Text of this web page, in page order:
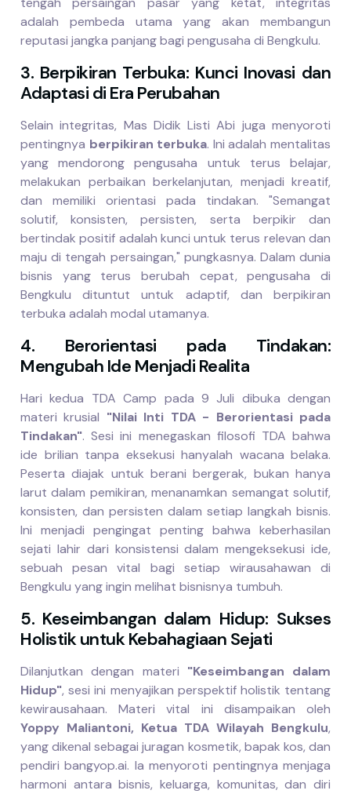
adalah pembeda utama yang akan membangun
reputasi jangka panjang bagi pengusaha di Bengkulu.
3. Berpikiran Terbuka: Kunci Inovasi dan
Adaptasi di Era Perubahan
Selain integritas, Mas Didik Listi Abi juga menyoroti
pentingnya berpikiran terbuka. Ini adalah mentalitas
yang mendorong pengusaha untuk terus belajar,
melakukan perbaikan berkelanjutan, menjadi kreatif,
dan memiliki orientasi pada tindakan. "Semangat
solutif, konsisten, persisten, serta berpikir dan
bertindak positif adalah kunci untuk terus relevan dan
maju di tengah persaingan," pungkasnya. Dalam dunia
bisnis yang terus berubah cepat, pengusaha di
Bengkulu dituntut untuk adaptif, dan berpikiran
terbuka adalah modal utamanya.
4. Berorientasi pada Tindakan:
Mengubah Ide Menjadi Realita
Hari kedua TDA Camp pada 9 Juli dibuka dengan
materi krusial "Nilai Inti TDA - Berorientasi pada
Tindakan". Sesi ini menegaskan filosofi TDA bahwa
ide brilian tanpa eksekusi hanyalah wacana belaka.
Peserta diajak untuk berani bergerak, bukan hanya
larut dalam pemikiran, menanamkan semangat solutif,
konsisten, dan persisten dalam setiap langkah bisnis.
Ini menjadi pengingat penting bahwa keberhasilan
sejati lahir dari konsistensi dalam mengeksekusi ide,
sebuah pesan vital bagi setiap wirausahawan di
Bengkulu yang ingin melihat bisnisnya tumbuh.
5. Keseimbangan dalam Hidup: Sukses
Holistik untuk Kebahagiaan Sejati
Dilanjutkan dengan materi "Keseimbangan dalam
Hidup", sesi ini menyajikan perspektif holistik tentang
kewirausahaan. Materi vital ini disampaikan oleh
Yoppy Maliantoni, Ketua TDA Wilayah Bengkulu,
yang dikenal sebagai juragan kosmetik, bapak kos, dan
pendiri bangyop.ai. Ia menyoroti pentingnya menjaga
harmoni antara bisnis, keluarga, komunitas, dan diri